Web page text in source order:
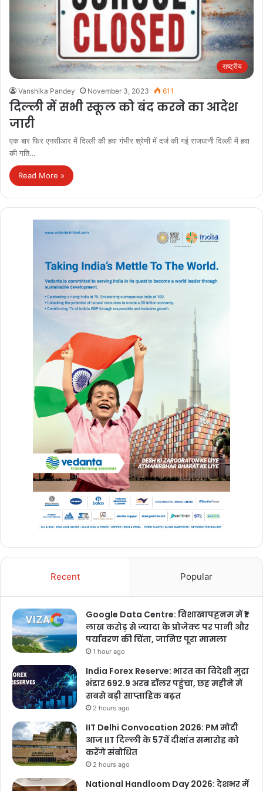
राष्ट्रीय
Vanshika Pandey November 3, 2023 611
दिल्ली में सभी स्कूल को बंद करने का आदेश
जारी
एक बार फिर एनसीआर में दिल्ली की हवा गंभीर श्रेणी में दर्ज की गई राजधानी दिल्ली में हवा
की गति…
Read More »
Recent Popular
Google Data Centre: विशाखापट्टनम में ₹1
लाख करोड़ से ज्यादा के प्रोजेक्ट पर पानी और
पर्यावरण की चिंता, जानिए पूरा मामला
1 hour ago
India Forex Reserve: भारत का विदेशी मुद्रा
भंडार 692.9 अरब डॉलर पहुंचा, छह महीने में
सबसे बड़ी साप्ताहिक बढ़त
2 hours ago
IIT Delhi Convocation 2026: PM मोदी
आज IIT दिल्ली के 57वें दीक्षांत समारोह को
करेंगे संबोधित
2 hours ago
National Handloom Day 2026: देशभर में